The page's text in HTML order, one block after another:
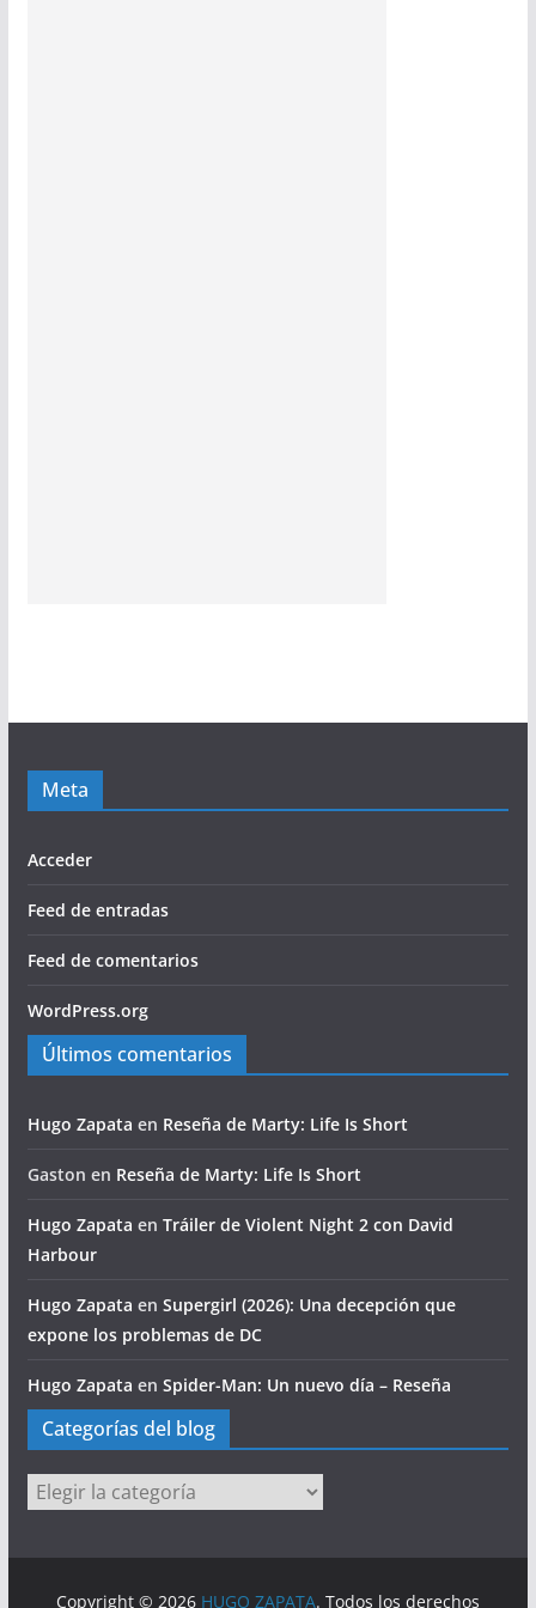
Meta
Acceder
Feed de entradas
Feed de comentarios
WordPress.org
Últimos comentarios
Hugo Zapata en Reseña de Marty: Life Is Short
Gaston en Reseña de Marty: Life Is Short
Hugo Zapata en Tráiler de Violent Night 2 con David
Harbour
Hugo Zapata en Supergirl (2026): Una decepción que
expone los problemas de DC
Hugo Zapata en Spider-Man: Un nuevo día – Reseña
Categorías del blog
Categorías
del
Copyright © 2026 HUGO ZAPATA. Todos los derechos